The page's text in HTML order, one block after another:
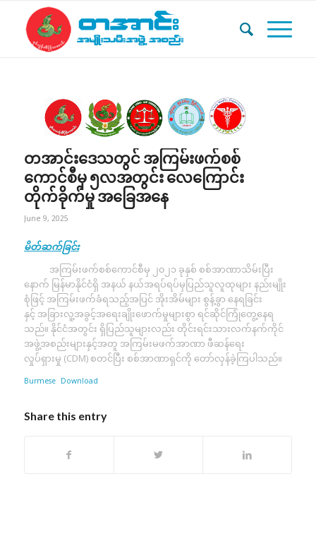
တအာင်းဒေသတွင် အကြမ်းဖက်စစ်
ကောင်စီမှ ၅လအတွင်း လေကြောင်း
တိုက်ခိုက်မှု အခြေအနေ
June 9, 2025
မိတ်ဆက်ခြင်း
အကြမ်းဖက်စစ်ကောင်စီမှ ၂၀၂၁ ခုနှစ် စစ်အာဏာသိမ်းပြီး
နောက် မြန်မာနိုင်ငံရှိ အနယ် နယ်အရပ်ရပ်မှပြည်သူလူထုများ နည်းမျိုး
စုံဖြင့် အကြမ်းဖက်ခံရသည့်အပြင် အိုးအိမ်များ စွန့်ခွာ နေရခြင်း
နှင့် အခြားလူ့အခွင့်အရေးချိုးဖောက်မှုများစွာ ရင်ဆိုင်ကြုံတွေ့နေရ
သည်။ နိုင်ငံအတွင်း ရှိပြည်သူများလည်း တိုင်းရင်းသားလက်နက်ကိုင်
အဖွဲ့အစည်းများနှင့်အတူ အကြမ်းမဖက်အာဏာ ဖီဆန်ရေး
လှုပ်ရှားမှု (CDM) စတင်ပြီး စစ်အာဏာရှင်ကို တော်လှန်ခဲ့ကြပါသည်။
Burmese Download
Share this entry